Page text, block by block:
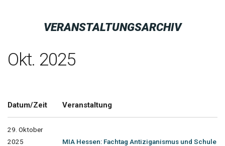
VERANSTALTUNGSARCHIV
Okt. 2025
Datum/Zeit Veranstaltung
29. Oktober
2025
MIA Hessen: Fachtag Antiziganismus und Schule